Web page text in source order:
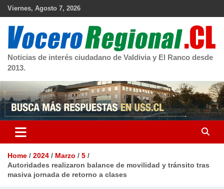
Skip
Viernes, Agosto 7, 2026
Noticias de interés ciudadano de Valdivia y El Ranco desde
2013.
Home 2024 Marzo
5
Autoridades realizaron balance de movilidad y tránsito tras
masiva jornada de retorno a clases